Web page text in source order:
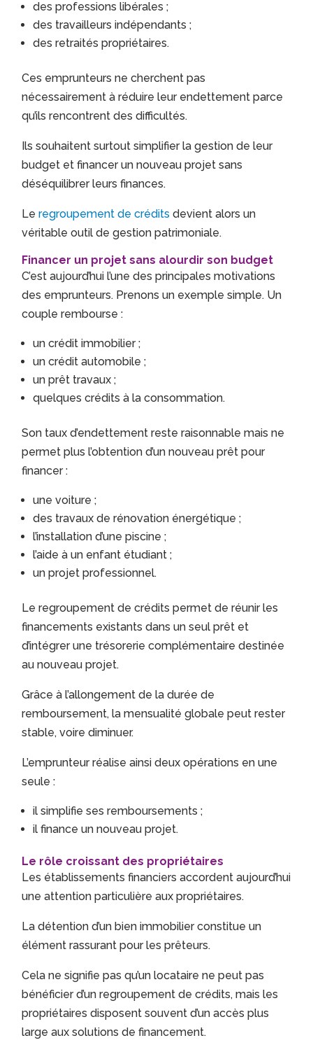
des professions libérales ;
des travailleurs indépendants ;
des retraités propriétaires.
Ces emprunteurs ne cherchent pas
nécessairement à réduire leur endettement parce
qu’ils rencontrent des difficultés.
Ils souhaitent surtout simplifier la gestion de leur
budget et financer un nouveau projet sans
déséquilibrer leurs finances.
Leregroupement de crédits devient alors un
véritable outil de gestion patrimoniale.
Financer un projet sans alourdir son budget
C’est aujourd’hui l’une des principales motivations
des emprunteurs. Prenons un exemple simple. Un
couple rembourse :
un crédit immobilier ;
un crédit automobile ;
un prêt travaux ;
quelques crédits à la consommation.
Son taux d’endettement reste raisonnable mais ne
permet plus l’obtention d’un nouveau prêt pour
financer :
une voiture ;
des travaux de rénovation énergétique ;
l’installation d’une piscine ;
l’aide à un enfant étudiant ;
un projet professionnel.
Le regroupement de crédits permet de réunir les
financements existants dans un seul prêt et
d’intégrer une trésorerie complémentaire destinée
au nouveau projet.
Grâce à l’allongement de la durée de
remboursement, la mensualité globale peut rester
stable, voire diminuer.
L’emprunteur réalise ainsi deux opérations en une
seule :
il simplifie ses remboursements ;
il finance un nouveau projet.
Le rôle croissant des propriétaires
Les établissements financiers accordent aujourd’hui
une attention particulière aux propriétaires.
La détention d’un bien immobilier constitue un
élément rassurant pour les prêteurs.
Cela ne signifie pas qu’un locataire ne peut pas
bénéficier d’un regroupement de crédits, mais les
propriétaires disposent souvent d’un accès plus
large aux solutions de financement.